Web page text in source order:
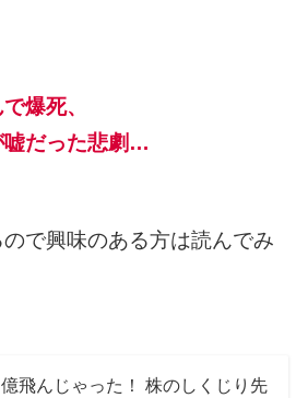
爆死、
嘘だった悲劇…
で興味のある方は読んでみ
億飛んじゃった！ 株のしくじり先